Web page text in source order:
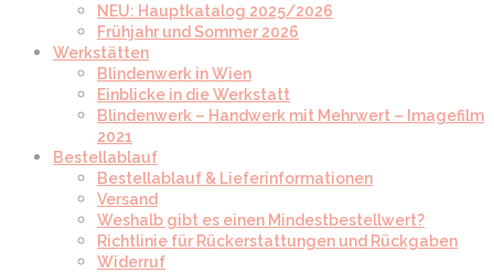
NEU: Hauptkatalog 2025/2026
Frühjahr und Sommer 2026
Werkstätten
Blindenwerk in Wien
Einblicke in die Werkstatt
Blindenwerk – Handwerk mit Mehrwert – Imagefilm
2021
Bestellablauf
Bestellablauf & Lieferinformationen
Versand
Weshalb gibt es einen Mindestbestellwert?
Richtlinie für Rückerstattungen und Rückgaben
Widerruf